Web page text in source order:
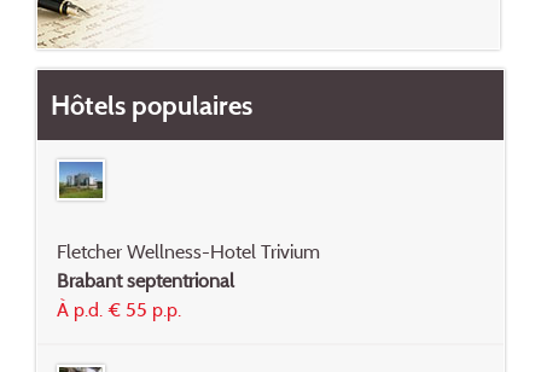
Hôtels populaires
Fletcher Wellness-Hotel Trivium
Brabant septentrional
À p.d. € 55 p.p.